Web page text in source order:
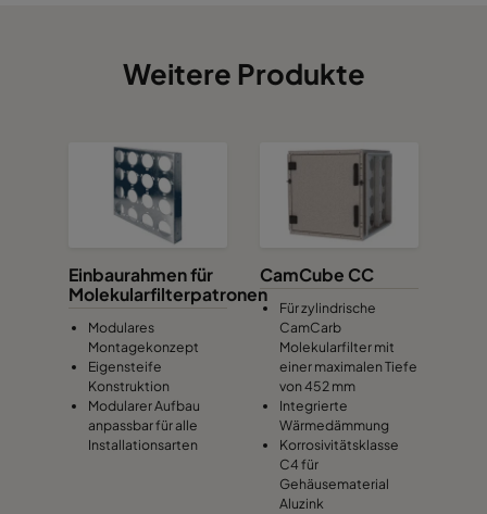
CCXG3500 Terpenes^³ 3400
CCXG3500 Decontaminate^³ 3400
Weitere Produkte
Einbaurahmen für
Molekularfilterpatronen
Modulares
Montagekonzept
Eigensteife
Konstruktion
Modularer Aufbau
anpassbar für alle
Installationsarten
CamCube CC
Für zylindrische
CamCarb
Molekularfilter mit
einer maximalen Tiefe
von 452 mm
Integrierte
Wärmedämmung
Korrosivitätsklasse
C4 für
Gehäusematerial
Aluzink